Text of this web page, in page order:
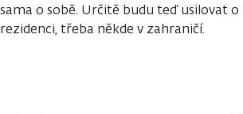
sama o sobě. Určitě budu teď usilovat o
rezidenci, třeba někde v zahraničí.